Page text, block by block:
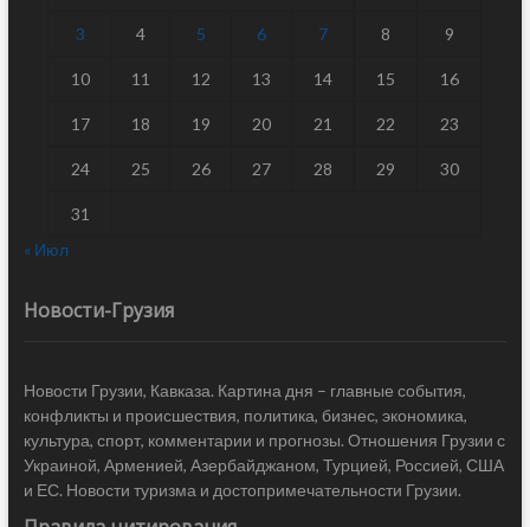
3 4 5 6 7 8 9
10 11 12 13 14 15 16
17 18 19 20 21 22 23
24 25 26 27 28 29 30
31
« Июл
Новости-Грузия
Новости Грузии, Кавказа. Картина дня – главные события,
конфликты и происшествия, политика, бизнес, экономика,
культура, спорт, комментарии и прогнозы. Отношения Грузии с
Украиной, Арменией, Азербайджаном, Турцией, Россией, США
и ЕС. Новости туризма и достопримечательности Грузии.